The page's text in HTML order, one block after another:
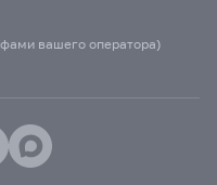
вашего оператора)